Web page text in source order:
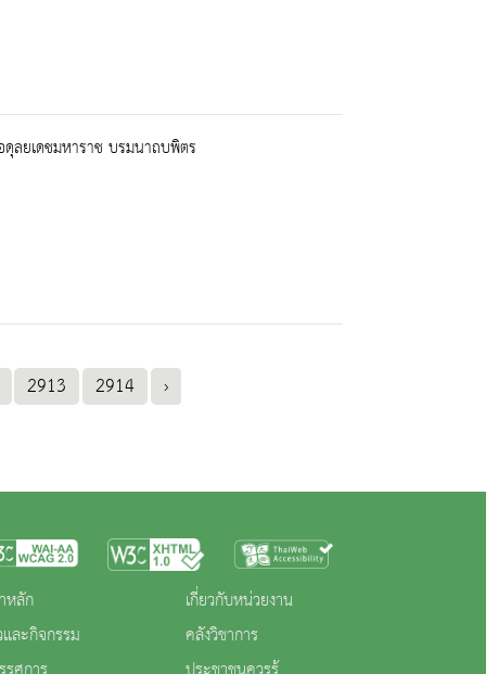
ลยเดชมหาราช บรมนาถบพิตร
2913 2914 ›
หลัก
ละกิจกรรม
เกี่ยวกับหน่วยงาน
คลังวิชาการ